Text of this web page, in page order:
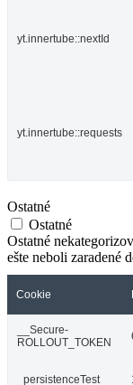
yt.innertube::nextId
yt.innertube::requests
Ostatné
Ostatné
Ostatné
ešte neboli zaradené
Cookie
__Secure-
ROLLOUT_TOKEN
_persistenceTest